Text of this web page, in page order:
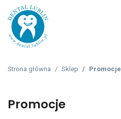
Strona główna Sklep Promocje
Promocje